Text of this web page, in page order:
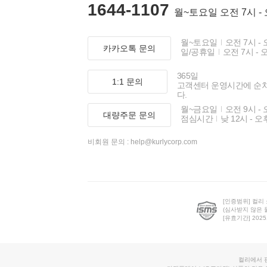
1644-1107 월~토요일 오전 7시 -
카카오톡 문의
월~토요일
오전 7시 -
일/공휴일
오전 7시 -
1:1 문의
365일
고객센터 운영시간에 순
다.
대량주문 문의
월~금요일
오전 9시 -
점심시간
낮 12시 - 오
비회원 문의 : help@kurlycorp.com
[인증범위] 컬리
(심사받지 않은
[유효기간]
컬리에서